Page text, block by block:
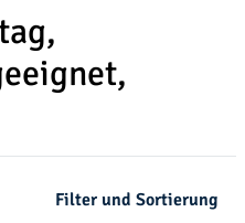
Filter und Sortierung